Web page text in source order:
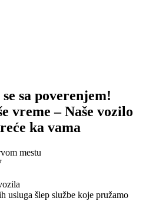
sa poverenjem!
vreme – Naše vozilo
ka vama
mestu
usluga šlep službe koje pružamo